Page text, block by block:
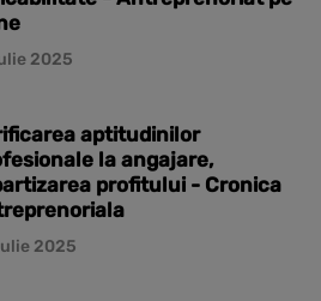
2025
aptitudinilor
la angajare,
profitului - Cronica
2025